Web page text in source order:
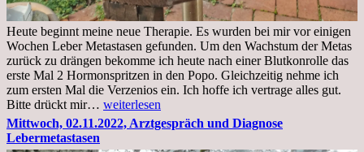
Heute beginnt meine neue Therapie. Es wurden bei mir vor einigen
Wochen Leber Metastasen gefunden. Um den Wachstum der Metas
zurück zu drängen bekomme ich heute nach einer Blutkonrolle das
erste Mal 2 Hormonspritzen in den Popo. Gleichzeitig nehme ich
zum ersten Mal die Verzenios ein. Ich hoffe ich vertrage alles gut.
Bitte drückt mir… Mittwoch,
09.11.2022
weiterlesen
Mittwoch, 02.11.2022, Arztgespräch und Diagnose
Lebermetastasen